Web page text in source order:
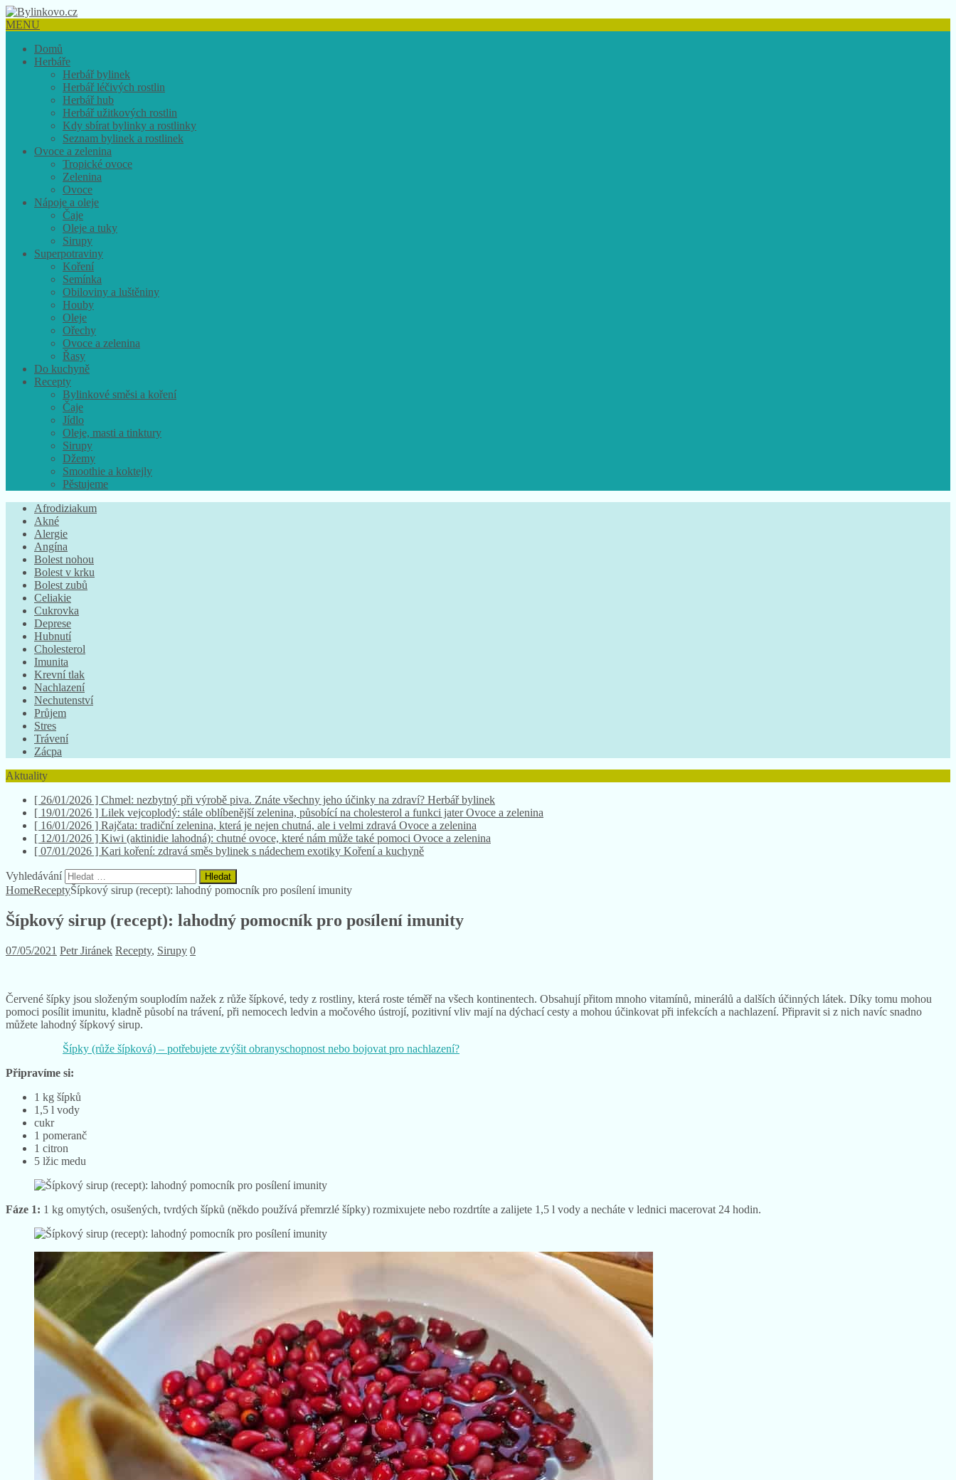
MENU
Domů
Herbáře
Herbář bylinek
Herbář léčivých rostlin
Herbář hub
Herbář užitkových rostlin
Kdy sbírat bylinky a rostlinky
Seznam bylinek a rostlinek
Ovoce a zelenina
Tropické ovoce
Zelenina
Ovoce
Nápoje a oleje
Čaje
Oleje a tuky
Sirupy
Superpotraviny
Koření
Semínka
Obiloviny a luštěniny
Houby
Oleje
Ořechy
Ovoce a zelenina
Řasy
Do kuchyně
Recepty
Bylinkové směsi a koření
Čaje
Jídlo
Oleje, masti a tinktury
Sirupy
Džemy
Smoothie a koktejly
Pěstujeme
Afrodiziakum
Akné
Alergie
Angína
Bolest nohou
Bolest v krku
Bolest zubů
Celiakie
Cukrovka
Deprese
Hubnutí
Cholesterol
Imunita
Krevní tlak
Nachlazení
Nechutenství
Průjem
Stres
Trávení
Zácpa
Aktuality
[ 26/01/2026 ] Chmel: nezbytný při výrobě piva. Znáte všechny jeho účinky na zdraví? Herbář bylinek
[ 19/01/2026 ] Lilek vejcoplodý: stále oblíbenější zelenina, působící na cholesterol a funkci jaterOvoce a zelenina
[ 16/01/2026 ] Rajčata: tradiční zelenina, která je nejen chutná, ale i velmi zdravá Ovoce a zelenina
[ 12/01/2026 ] Kiwi (aktinidie lahodná): chutné ovoce, které nám může také pomoci Ovoce a zelenina
[ 07/01/2026 ] Kari koření: zdravá směs bylinek s nádechem exotiky Koření a kuchyně
Vyhledávání
HomeReceptyŠípkový sirup (recept): lahodný pomocník pro posílení imunity
Šípkový sirup (recept): lahodný pomocník pro posílení imunity
07/05/2021 Petr Jiránek Recepty, Sirupy 0
Červené šípky jsou složeným souplodím nažek z růže šípkové, tedy z rostliny, která roste téměř na všech kontinentech. Obsahují přitom mnoho vitamínů, minerálů a dalších účinných látek. Díky tomu mohou
pomoci posílit imunitu, kladně působí na trávení, při nemocech ledvin a močového ústrojí, pozitivní vliv mají na dýchací cesty a mohou účinkovat při infekcích a nachlazení. Připravit si z nich navíc snadno
můžete lahodný šípkový sirup.
Šípky (růže šípková) – potřebujete zvýšit obranyschopnost nebo bojovat pro nachlazení?
Připravíme si:
1 kg šípků
1,5 l vody
cukr
1 pomeranč
1 citron
5 lžic medu
Fáze 1: 1 kg omytých, osušených, tvrdých šípků (někdo používá přemrzlé šípky) rozmixujete nebo rozdrtíte a zalijete 1,5 l vody a necháte v lednici macerovat 24 hodin.